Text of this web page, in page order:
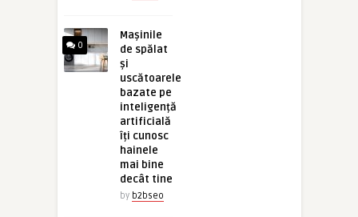
0
Mașinile
de spălat
și
uscătoarele
bazate pe
inteligență
artificială
îți cunosc
hainele
mai bine
decât tine
by b2bseo